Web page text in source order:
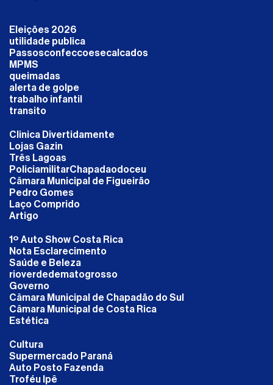
Eleições 2026
utilidade publica
Passosconfeccoesecalcados
MPMS
queimadas
alerta de golpe
trabalho infantil
transito
Clinica Divertidamente
Lojas Gazin
Três Lagoas
PoliciamilitarChapadaodoceu
Câmara Municipal de Figueirão
Pedro Gomes
Laço Comprido
Artigo
1º Auto Show Costa Rica
Nota Esclarecimento
Saúde e Beleza
rioverdedematogrosso
Governo
Câmara Municipal de Chapadão do Sul
Câmara Municipal de Costa Rica
Estética
Cultura
Supermercado Paraná
Auto Posto Fazenda
Troféu Ipê